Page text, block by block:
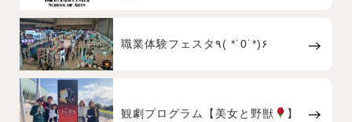
職業体験フェスタ٩( *˙0˙*)۶
観劇プログラム【美女と野獣 】